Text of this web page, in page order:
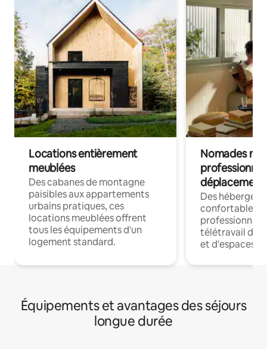
Locations entièrement
meublées
Des cabanes de montagne
paisibles aux appartements
urbains pratiques, ces
locations meublées offrent
tous les équipements d'un
logement standard.
Nomades
déplacement
Des
confortables
professionnels
télétravail
et d'espaces
Équipements et avantages des séjours
longue durée